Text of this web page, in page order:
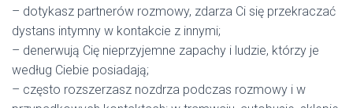
– dotykasz partnerów rozmowy, zdarza Ci się przekraczać
dystans intymny w kontakcie z innymi;
– denerwują Cię nieprzyjemne zapachy i ludzie, którzy je
według Ciebie posiadają;
– często rozszerzasz nozdrza podczas rozmowy i w